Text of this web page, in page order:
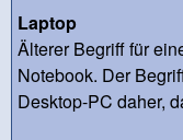
Laptop
Älterer Begriff für
Notebook. Der
Desktop-PC daher,